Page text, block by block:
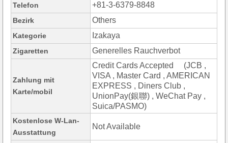
Telefon +81-3-6379-8848
Bezirk Others
Kategorie Izakaya
Zigaretten Generelles Rauchverbot
Zahlung mit
Karte/mobil
Credit Cards Accepted (JCB ,
VISA , Master Card , AMERICAN
EXPRESS , Diners Club ,
UnionPay(銀聯) , WeChat Pay ,
Suica/PASMO)
Kostenlose W-Lan-
Ausstattung
Not Available